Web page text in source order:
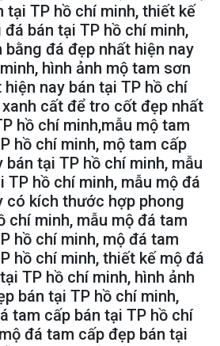
tại TP hồ chí minh, thiết kế
bán tại TP hồ chí minh,
bằng đá đẹp nhất hiện nay
hình ảnh mộ tam sơn
nay bán tại TP hồ chí
cất để tro cốt đẹp nhất
hồ chí minh,mẫu mộ tam
hồ chí minh, mộ tam cấp
bán tại TP hồ chí minh, mẫu
TP hồ chí minh, mẫu mộ đá
có kích thước hợp phong
chí minh, mẫu mộ đá tam
hồ chí minh, mộ đá tam
hồ chí minh, thiết kế mộ đá
TP hồ chí minh, hình ảnh
bán tại TP hồ chí minh,
tam cấp bán tại TP hồ chí
đá tam cấp đẹp bán tại